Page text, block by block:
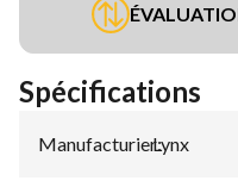
Spécifications
Manufacturier:
Lynx